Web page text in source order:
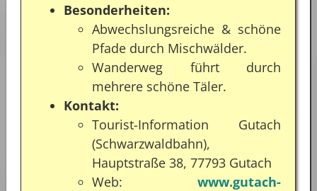
Besonderheiten:
Abwechslungsreiche & schöne
Pfade durch Mischwälder.
Wanderweg führt durch
mehrere schöne Täler.
Kontakt:
Tourist-Information Gutach
(Schwarzwaldbahn),
Hauptstraße 38, 77793 Gutach
Web: www.gutach-